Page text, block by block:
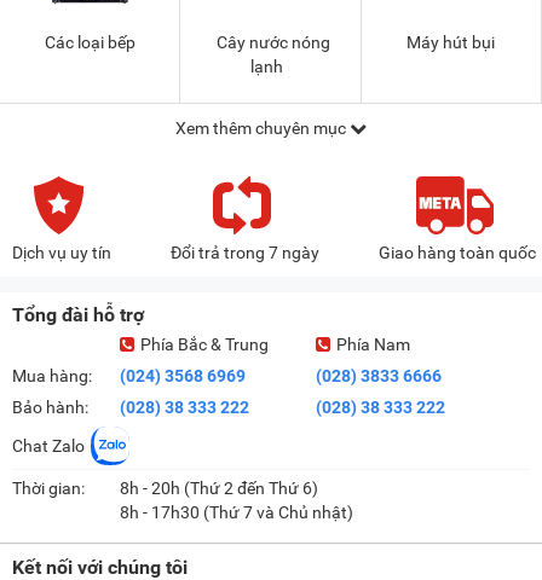
Các loại bếp
Cây nước nóng
lạnh
Máy hút bụi
Xem thêm chuyên mục
Dịch vụ uy tín Đổi trả trong 7 ngày Giao hàng toàn quốc
Tổng đài hỗ trợ
Mua hàng:
Bảo hành:
Phía Bắc & Trung
(024) 3568 6969
(028) 38 333 222
Phía Nam
(028) 3833 6666
(028) 38 333 222
Chat Zalo
Thời gian:
8h - 20h (Thứ 2 đến Thứ 6)
8h - 17h30 (Thứ 7 và Chủ nhật)
Kết nối với chúng tôi